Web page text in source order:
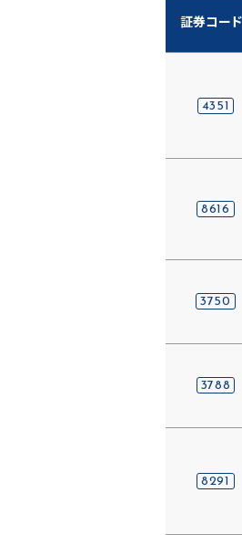
証券コード
4351
8616
3750
3788
8291